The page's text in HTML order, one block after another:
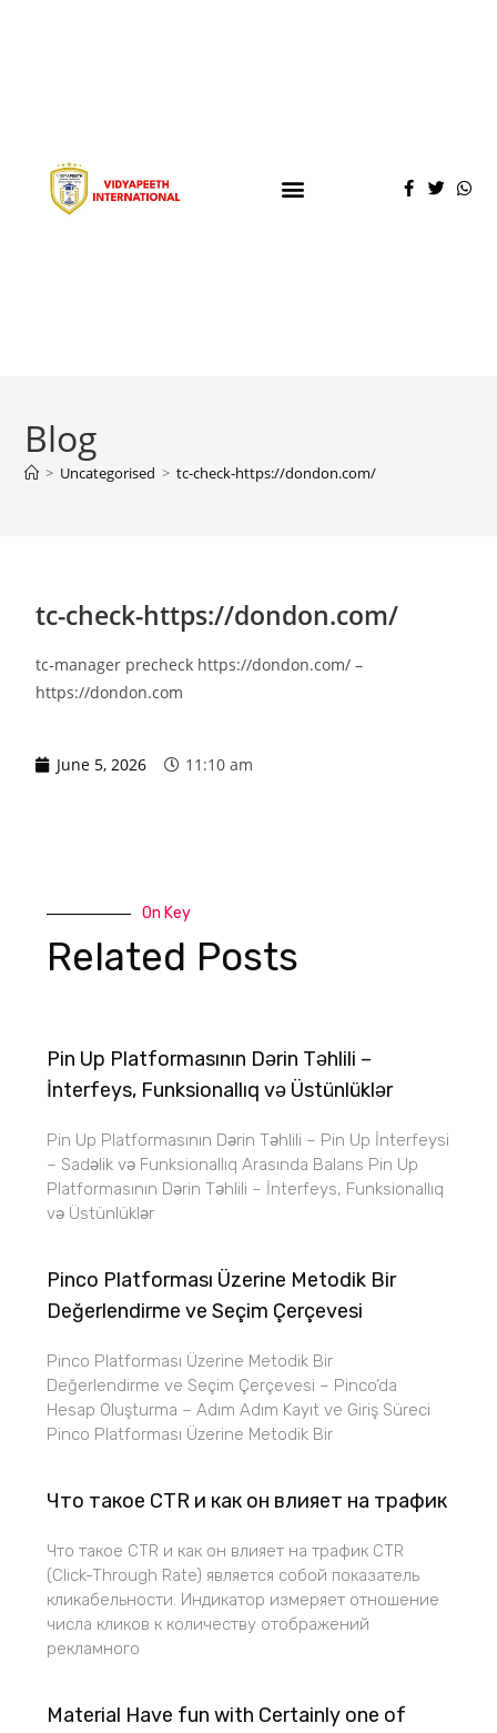
Blog
> Uncategorised > tc-check-https://dondon.com/
tc-check-https://dondon.com/
tc-manager precheck https://dondon.com/ –
https://dondon.com
June 5, 2026 11:10 am
On Key
Related Posts
Pin Up Platformasının Dərin Təhlili –
İnterfeys, Funksionallıq və Üstünlüklər
Pin Up Platformasının Dərin Təhlili – Pin Up İnterfeysi
– Sadəlik və Funksionallıq Arasında Balans Pin Up
Platformasının Dərin Təhlili – İnterfeys, Funksionallıq
və Üstünlüklər
Pinco Platforması Üzerine Metodik Bir
Değerlendirme ve Seçim Çerçevesi
Pinco Platforması Üzerine Metodik Bir
Değerlendirme ve Seçim Çerçevesi – Pinco’da
Hesap Oluşturma – Adım Adım Kayıt ve Giriş Süreci
Pinco Platforması Üzerine Metodik Bir
Что такое CTR и как он влияет на трафик
Что такое CTR и как он влияет на трафик CTR
(Click-Through Rate) является собой показатель
кликабельности. Индикатор измеряет отношение
числа кликов к количеству отображений
рекламного
Material Have fun with Certainly one of